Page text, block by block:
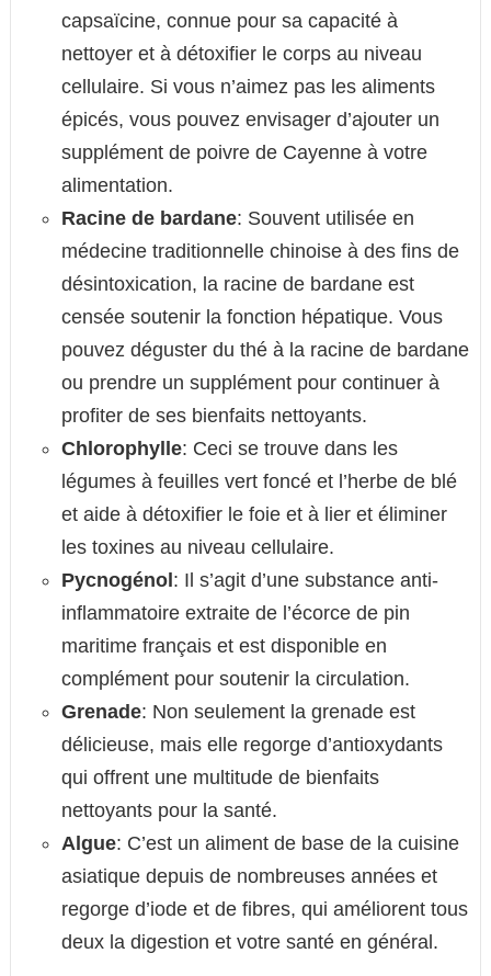
capsaïcine, connue pour sa capacité à
nettoyer et à détoxifier le corps au niveau
cellulaire. Si vous n’aimez pas les aliments
épicés, vous pouvez envisager d’ajouter un
supplément de poivre de Cayenne à votre
alimentation.
Racine de bardane: Souvent utilisée en
médecine traditionnelle chinoise à des fins de
désintoxication, la racine de bardane est
censée soutenir la fonction hépatique. Vous
pouvez déguster du thé à la racine de bardane
ou prendre un supplément pour continuer à
profiter de ses bienfaits nettoyants.
Chlorophylle: Ceci se trouve dans les
légumes à feuilles vert foncé et l’herbe de blé
et aide à détoxifier le foie et à lier et éliminer
les toxines au niveau cellulaire.
Pycnogénol: Il s’agit d’une substance anti-
inflammatoire extraite de l’écorce de pin
maritime français et est disponible en
complément pour soutenir la circulation.
Grenade: Non seulement la grenade est
délicieuse, mais elle regorge d’antioxydants
qui offrent une multitude de bienfaits
nettoyants pour la santé.
Algue: C’est un aliment de base de la cuisine
asiatique depuis de nombreuses années et
regorge d’iode et de fibres, qui améliorent tous
deux la digestion et votre santé en général.